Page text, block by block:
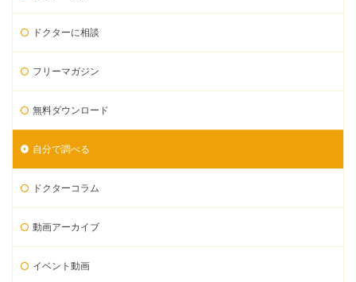
ドクターに相談
フリーマガジン
無料ダウンロード
自分で調べる
ドクターコラム
動画アーカイブ
イベント動画